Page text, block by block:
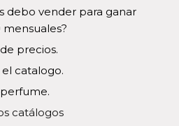
debo vender para ganar
mensuales?
precios.
catalogo.
catálogos